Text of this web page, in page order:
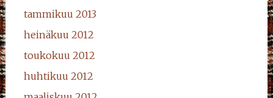
tammikuu 2013
heinäkuu 2012
toukokuu 2012
huhtikuu 2012